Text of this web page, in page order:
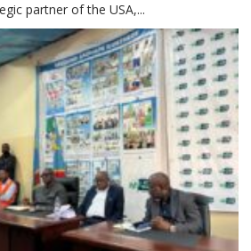
partner of the USA,...